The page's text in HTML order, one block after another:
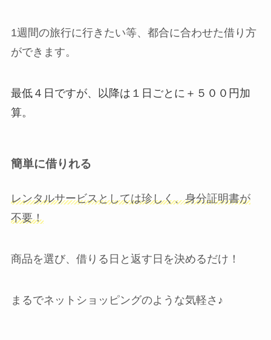
1週間の旅行に行きたい等、都合に合わせた借り方
ができます。
最低４日ですが、以降は１日ごとに＋５００円加
算。
簡単に借りれる
レンタルサービスとしては珍しく、身分証明書が
不要！
商品を選び、借りる日と返す日を決めるだけ！
まるでネットショッピングのような気軽さ♪